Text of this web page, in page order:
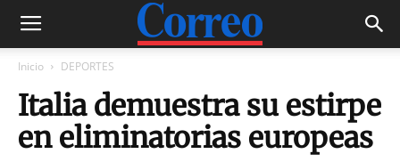
Inicio DEPORTES
Italia demuestra su estirpe
en eliminatorias europeas